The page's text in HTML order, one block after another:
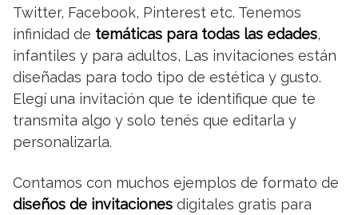
Twitter, Facebook, Pinterest etc. Tenemos
infinidad de temáticas para todas las edades,
infantiles y para adultos, Las invitaciones están
diseñadas para todo tipo de estética y gusto.
Elegí una invitación que te identifique que te
transmita algo y solo tenés que editarla y
personalizarla.
Contamos con muchos ejemplos de formato de
diseños de invitaciones digitales gratis para